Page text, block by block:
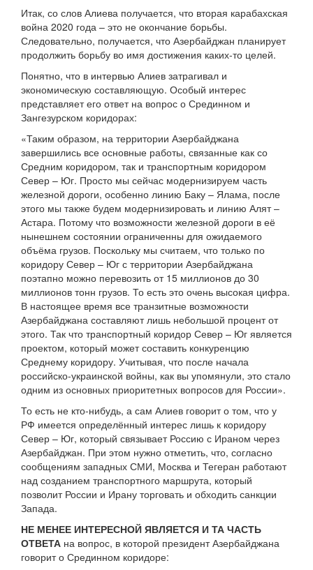
Итак, со слов Алиева получается, что вторая карабахская
война 2020 года – это не окончание борьбы.
Следовательно, получается, что Азербайджан планирует
продолжить борьбу во имя достижения каких-то целей.
Понятно, что в интервью Алиев затрагивал и
экономическую составляющую. Особый интерес
представляет его ответ на вопрос о Срединном и
Зангезурском коридорах:
«Таким образом, на территории Азербайджана
завершились все основные работы, связанные как со
Средним коридором, так и транспортным коридором
Север – Юг. Просто мы сейчас модернизируем часть
железной дороги, особенно линию Баку – Ялама, после
этого мы также будем модернизировать и линию Алят –
Астара. Потому что возможности железной дороги в её
нынешнем состоянии ограниченны для ожидаемого
объёма грузов. Поскольку мы считаем, что только по
коридору Север – Юг с территории Азербайджана
поэтапно можно перевозить от 15 миллионов до 30
миллионов тонн грузов. То есть это очень высокая цифра.
В настоящее время все транзитные возможности
Азербайджана составляют лишь небольшой процент от
этого. Так что транспортный коридор Север – Юг является
проектом, который может составить конкуренцию
Среднему коридору. Учитывая, что после начала
российско-украинской войны, как вы упомянули, это стало
одним из основных приоритетных вопросов для России».
То есть не кто-нибудь, а сам Алиев говорит о том, что у
РФ имеется определённый интерес лишь к коридору
Север – Юг, который связывает Россию с Ираном через
Азербайджан. При этом нужно отметить, что, согласно
сообщениям западных СМИ, Москва и Тегеран работают
над созданием транспортного маршрута, который
позволит России и Ирану торговать и обходить санкции
Запада.
НЕ МЕНЕЕ ИНТЕРЕСНОЙ ЯВЛЯЕТСЯ И ТА ЧАСТЬ
ОТВЕТА на вопрос, в которой президент Азербайджана
говорит о Срединном коридоре: